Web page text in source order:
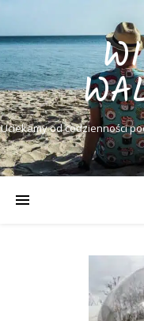
Uciekamy od codzienności